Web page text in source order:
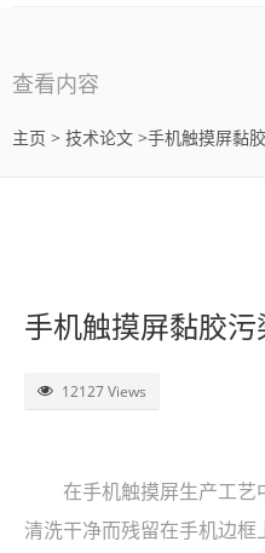
查看内容
主页 > 技术论文 >手机触摸屏黏
手机触摸屏黏胶
12127 Views
在手机触摸屏生产工艺
清洗干净而残留在手机边框